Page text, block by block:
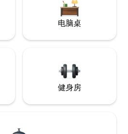
电脑桌
健身房